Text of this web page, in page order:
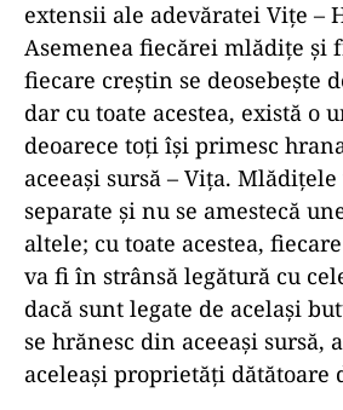
extensii ale adevăratei Viţe –
Asemenea fiecărei mlădiţe şi
fiecare creştin se deosebeşte
dar cu toate acestea, există o
deoa­rece toţi îşi primesc
aceeaşi sursă – Viţa.
separate şi nu se amestecă
altele; cu toate acestea,
va fi în strânsă legătură cu
dacă sunt le­gate de acelaşi
se hrănesc din aceeaşi sursă,
aceleaşi proprietăţi dătătoare